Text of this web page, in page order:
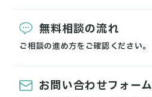
無料相談の流れ
ご相談の進め方をご確認ください。
お問い合わせフォーム